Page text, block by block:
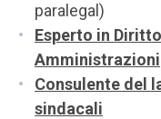
paralegal)
Esperto in
Amministrazioni
Consulente del
sindacali